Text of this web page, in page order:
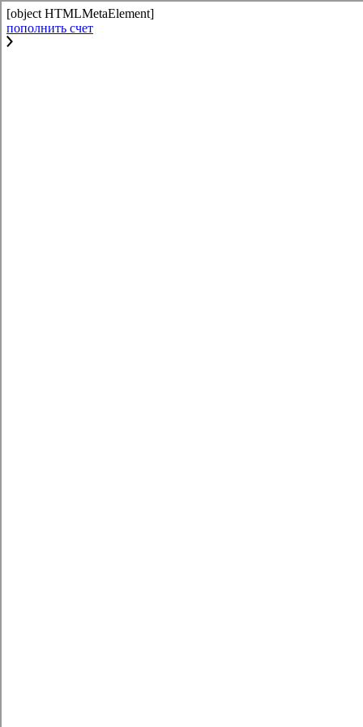
[object HTMLMetaElement]
пополнить счет